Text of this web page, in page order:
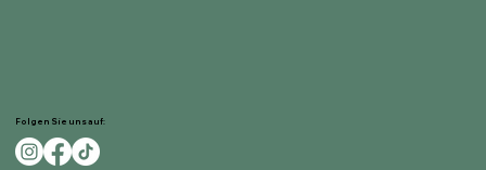
Folgen Sie uns auf: